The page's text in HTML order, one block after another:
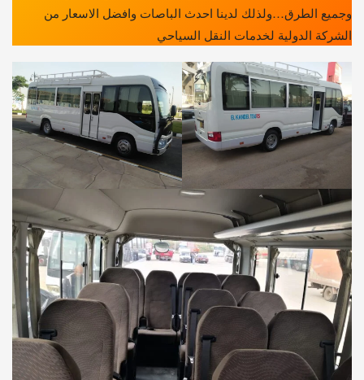
وجميع الطرق…ولذلك لدينا احدث الباصات وافضل الاسعار من
الشركة الدولية لخدمات النقل السياحي